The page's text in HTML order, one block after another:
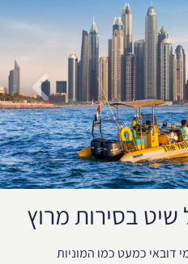
בסירות מרוץ
דובאי כמעט כמו המוניות